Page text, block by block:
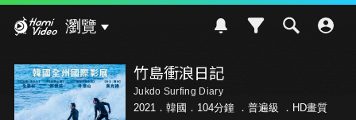
瀏覽
竹島衝浪日記
Jukdo Surfing Diary
2021．韓國．104分鐘 ． 普遍級 ．HD畫質